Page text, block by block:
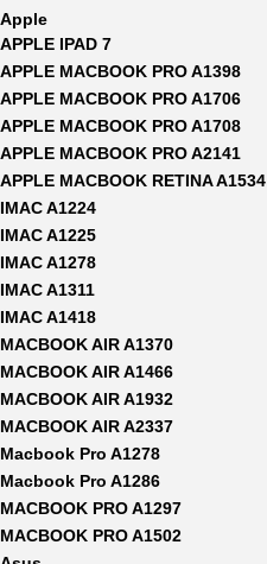
Apple
APPLE IPAD 7
APPLE MACBOOK PRO A1398
APPLE MACBOOK PRO A1706
APPLE MACBOOK PRO A1708
APPLE MACBOOK PRO A2141
APPLE MACBOOK RETINA A1534
IMAC A1224
IMAC A1225
IMAC A1278
IMAC A1311
IMAC A1418
MACBOOK AIR A1370
MACBOOK AIR A1466
MACBOOK AIR A1932
MACBOOK AIR A2337
Macbook Pro A1278
Macbook Pro A1286
MACBOOK PRO A1297
MACBOOK PRO A1502